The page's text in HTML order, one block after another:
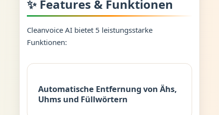
✨ Features & Funktionen
Cleanvoice AI bietet 5 leistungsstarke
Funktionen:
Automatische Entfernung von Ähs,
Uhms und Füllwörtern